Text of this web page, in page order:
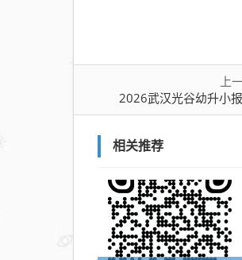
上
2026武汉光谷幼升小
相关推荐